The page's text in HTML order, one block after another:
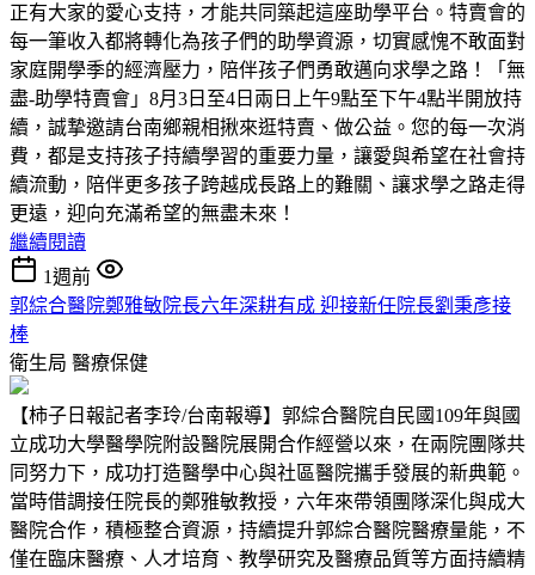
正有大家的愛心支持，才能共同築起這座助學平台。特賣會的
每一筆收入都將轉化為孩子們的助學資源，切實感愧不敢面對
家庭開學季的經濟壓力，陪伴孩子們勇敢邁向求學之路！「無
盡-助學特賣會」8月3日至4日兩日上午9點至下午4點半開放持
續，誠摯邀請台南鄉親相揪來逛特賣、做公益。您的每一次消
費，都是支持孩子持續學習的重要力量，讓愛與希望在社會持
續流動，陪伴更多孩子跨越成長路上的難關、讓求學之路走得
更遠，迎向充滿希望的無盡未來！
繼續閱讀
1週前
郭綜合醫院鄭雅敏院長六年深耕有成 迎接新任院長劉秉彥接
棒
衛生局 醫療保健
【柿子日報記者李玲/台南報導】郭綜合醫院自民國109年與國
立成功大學醫學院附設醫院展開合作經營以來，在兩院團隊共
同努力下，成功打造醫學中心與社區醫院攜手發展的新典範。
當時借調接任院長的鄭雅敏教授，六年來帶領團隊深化與成大
醫院合作，積極整合資源，持續提升郭綜合醫院醫療量能，不
僅在臨床醫療、人才培育、教學研究及醫療品質等方面持續精